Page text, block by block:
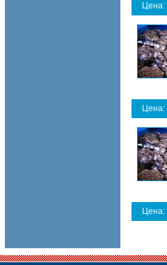
Цена:
Цена:
Цена: